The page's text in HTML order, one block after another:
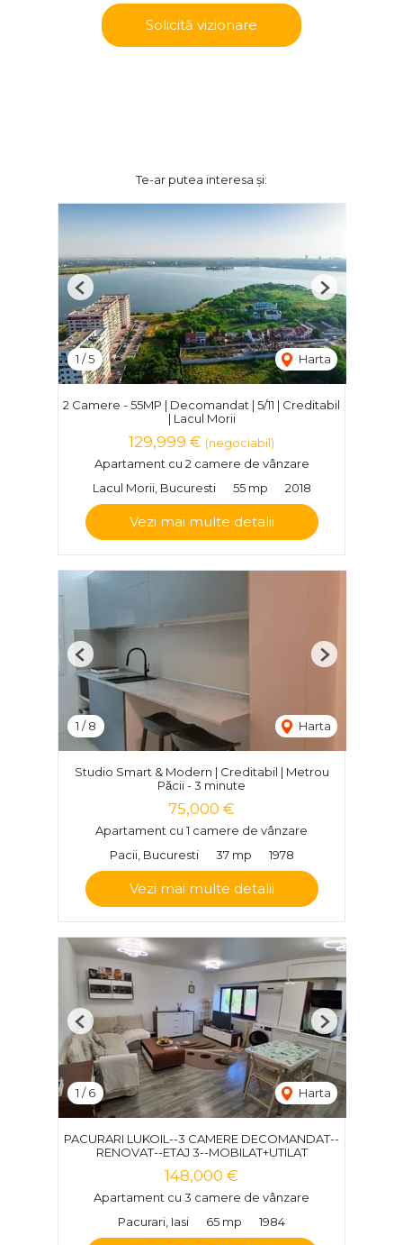
Solicită vizionare
Te-ar putea interesa și:
1 /5 Harta
Previous Next
2 Camere - 55MP | Decomandat | 5/11 | Creditabil
| Lacul Morii
129,999 € (negociabil)
Apartament cu 2 camere de vânzare
Lacul Morii, Bucuresti
55 mp 2018
Vezi mai multe detalii
1 /8 Harta
Previous Next
Studio Smart & Modern | Creditabil | Metrou
Păcii - 3 minute
75,000 €
Apartament cu 1 camere de vânzare
Pacii, Bucuresti
37 mp 1978
Vezi mai multe detalii
1 /6 Harta
Previous Next
PACURARI LUKOIL--3 CAMERE DECOMANDAT--
RENOVAT--ETAJ 3--MOBILAT+UTILAT
148,000 €
Apartament cu 3 camere de vânzare
Pacurari, Iasi
65 mp 1984